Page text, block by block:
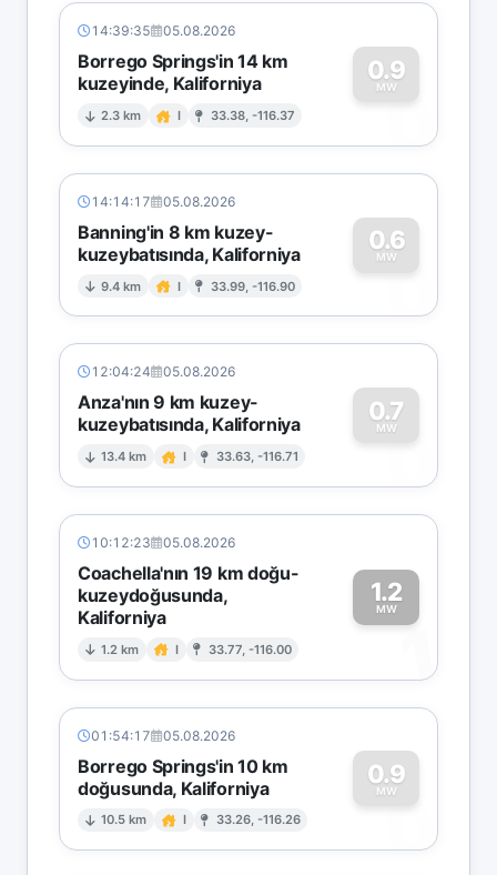
14:39:35 05.08.2026
Borrego Springs'in 14 km
kuzeyinde, Kaliforniya
2.3 km I 33.38, -116.37
0.9
MW
0
14:14:17 05.08.2026
Banning'in 8 km kuzey-
kuzeybatısında, Kaliforniya
9.4 km I 33.99, -116.90
0.6
MW
0
12:04:24 05.08.2026
Anza'nın 9 km kuzey-
kuzeybatısında, Kaliforniya
13.4 km I 33.63, -116.71
0.7
MW
0
10:12:23 05.08.2026
Coachella'nın 19 km doğu-
kuzeydoğusunda,
Kaliforniya
1.2 km I 33.77, -116.00
1.2
MW
1
01:54:17 05.08.2026
Borrego Springs'in 10 km
doğusunda, Kaliforniya
10.5 km I 33.26, -116.26
0.9
MW
0